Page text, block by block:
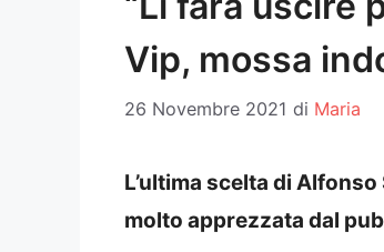
Vip, mossa
26 Novembre 2021 di Maria
L’ultima scelta di
molto apprezzata dal